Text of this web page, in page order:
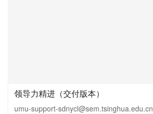
领导力精进（交付版本）
umu-support-sdnycl@sem.tsinghua.edu.cn